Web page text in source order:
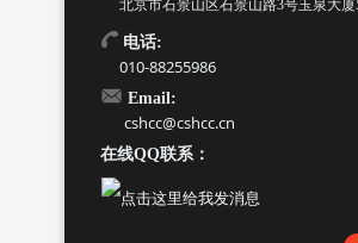
北京市石景山区石景山路3号玉泉大厦
电话:
010-88255986
Email:
cshcc@cshcc.cn
在线QQ联系：